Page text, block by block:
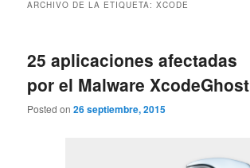
ARCHIVO DE LA ETIQUETA:XCODE
25 aplicaciones afectadas
por el Malware XcodeGhost
Posted on26 septiembre, 2015